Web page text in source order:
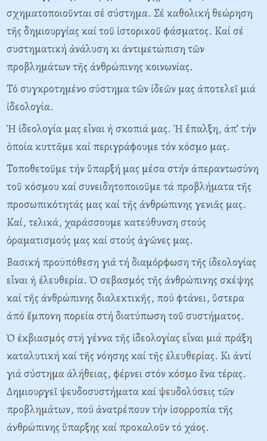
σχηματοποιοῦνται σέ σύστημα. Σέ καθολική θεώρηση
τῆς δημιουργίας καί τοῦ ἱστορικοῦ φάσματος. Καί σέ
συστηματική ἀνάλυση κι ἀντιμετώπιση τῶν
προβλημάτων τῆς ἀνθρώπινης κοινωνίας.
Τό συγκροτημένο σύστημα τῶν ἰδεῶν μας ἀποτελεῖ μιά
ἰδεολογία.
Ἡ ἰδεολογία μας εἶναι ἡ σκοπιά μας. Ἡ ἔπαλξη, ἀπ’ τήν
ὁποία κυττᾶμε καί περιγράφουμε τόν κόσμο μας.
Τοποθετοῦμε τήν ὕπαρξή μας μέσα στήν ἀπεραντωσύνη
τοῦ κόσμου καί συνειδητοποιοῦμε τά προβλήματα τῆς
προσωπικότητάς μας καί τῆς ἀνθρώπινης γενιᾶς μας.
Καί, τελικά, χαράσσουμε κατεύθυνση στούς
ὁραματισμούς μας καί στούς ἀγῶνες μας.
Βασική προϋπόθεση γιά τή διαμόρφωση τῆς ἰδεολογίας
εἶναι ἡ ἐλευθερία. Ὁ σεβασμός τῆς ἀνθρώπινης σκέψης
καί τῆς ἀνθρώπινης διαλεκτικῆς, πού φτάνει, ὕστερα
ἀπό ἔμπονη πορεία στή διατύπωση τοῦ συστήματος.
Ὁ ἐκβιασμός στή γέννα τῆς ἰδεολογίας εἶναι μιά πράξη
καταλυτική καί τῆς νόησης καί τῆς ἐλευθερίας. Κι ἀντί
γιά σύστημα ἀλήθειας, φέρνει στόν κόσμο ἕνα τέρας.
Δημιουργεῖ ψευδοσυστήματα καί ψευδολύσεις τῶν
προβλημάτων, πού ἀνατρέπουν τήν ἰσορροπία τῆς
ἀνθρώπινης ὕπαρξης καί προκαλοῦν τό χάος.